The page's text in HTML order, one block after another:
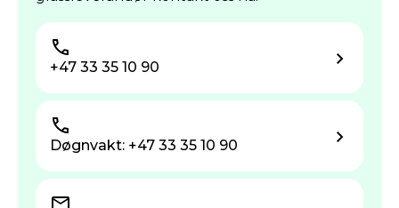
+47 33 35 10 90
Døgnvakt: +47 33 35 10 90